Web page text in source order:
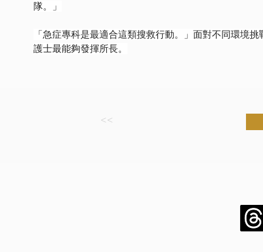
隊。」
「急症專科是最適合這類搜救行動。」面對不同環境
護士最能夠發揮所長。
<<